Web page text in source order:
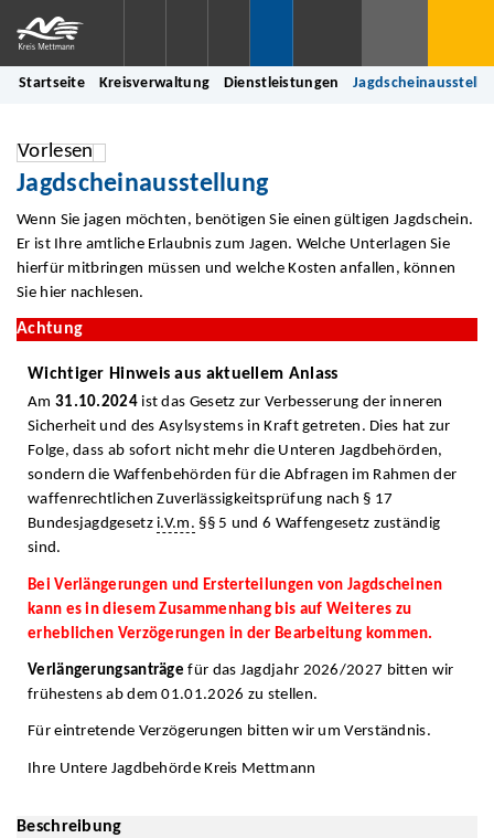
Startseite Kreisverwaltung Dienstleistungen
Vorlesen
Jagdscheinausstellung
Wenn Sie jagen möchten, benötigen Sie einen gültigen Jagdschein.
Er ist Ihre amtliche Erlaubnis zum Jagen. Welche Unterlagen Sie
hierfür mitbringen müssen und welche Kosten anfallen, können
Sie hier nachlesen.
Achtung
Wichtiger Hinweis aus aktuellem Anlass
Am 31.10.2024ist das Gesetz zur Verbesserung der inneren
Sicherheit und des Asylsystems in Kraft getreten. Dies hat zur
Folge, dass ab sofort nicht mehr die Unteren Jagdbehörden,
sondern die Waffenbehörden für die Abfragen im Rahmen der
waffenrechtlichen Zuverlässigkeitsprüfung nach § 17
Bundesjagdgesetz i.V.m. §§ 5 und 6 Waffengesetz zuständig
sind.
Bei Verlängerungen und Ersterteilungen von Jagdscheinen
kann es in diesem Zusammenhang bis auf Weiteres zu
erheblichen Verzögerungen in der Bearbeitung kommen.
Verlängerungsanträge für das Jagdjahr 2026/2027 bitten wir
frühestens ab dem 01.01.2026 zu stellen.
Für eintretende Verzögerungen bitten wir um Verständnis.
Ihre Untere Jagdbehörde Kreis Mettmann
Beschreibung